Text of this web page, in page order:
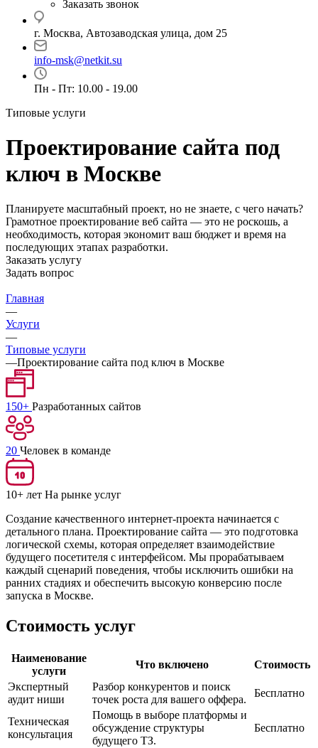
Заказать звонок
г. Москва, Автозаводская улица, дом 25
info-msk@netkit.su
Пн - Пт: 10.00 - 19.00
Типовые услуги
Проектирование сайта под
ключ в Москве
Планируете масштабный проект, но не знаете, с чего начать?
Грамотное проектирование веб сайта — это не роскошь, а
необходимость, которая экономит ваш бюджет и время на
последующих этапах разработки.
Заказать услугу
Задать вопрос
Главная
—
Услуги
—
Типовые услуги
—Проектирование сайта под ключ в Москве
150+ Разработанных сайтов
20 Человек в команде
10+ лет На рынке услуг
Создание качественного интернет-проекта начинается с
детального плана. Проектирование сайта — это подготовка
логической схемы, которая определяет взаимодействие
будущего посетителя с интерфейсом. Мы прорабатываем
каждый сценарий поведения, чтобы исключить ошибки на
ранних стадиях и обеспечить высокую конверсию после
запуска в Москве.
Стоимость услуг
Наименование
услуги
Что включено
Стоимость
Экспертный
аудит ниши
Разбор конкурентов и поиск
точек роста для вашего оффера.
Бесплатно
Техническая
консультация
Помощь в выборе платформы и
обсуждение структуры
будущего ТЗ.
Бесплатно